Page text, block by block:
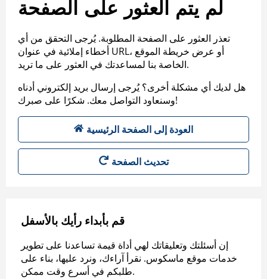
لم يتم العثور على الصفحة
تعذر العثور على الصفحة المطلوبة. يُرجى التحقق من أي
أخطاء إملائية في عنوان URL، أو عرض خريطة الموقع
الخاصة بنا لمساعدتك في العثور على ما تريد.
هل لديك أي مشكلة أخرى؟ يُرجى إرسال بريد إلكتروني أدناه
وسنعاود التواصل معك. شكرًا على صبرك!
العودة إلى الصفحة الرئيسية
تحديث الصفحة
قم بأبداء رأيك بالأسفل
إن أسئلتك وتعليقاتك لهي أداة قيمة تساعدنا على تطوير
خدمات موقع ماسكوس. نقرأ آراءك، ونرد عليها، بناء على
طلبكم في أسرع وقت ممكن.